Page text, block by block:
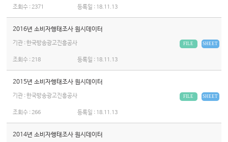
조회수 :2371 등록일 : 18.11.13
2016년 소비자행태조사 원시데이터
기관 : 한국방송광고진흥공사 SHEET
FILE
조회수 :218 등록일 : 18.11.13
2015년 소비자행태조사 원시데이터
기관 : 한국방송광고진흥공사 SHEET
FILE
조회수 :266 등록일 : 18.11.13
2014년 소비자행태조사 원시데이터